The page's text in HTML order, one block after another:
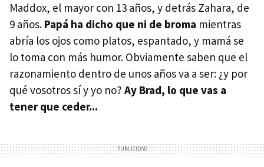
Maddox, el mayor con 13 años, y detrás Zahara, de
9 años. Papá ha dicho que ni de broma mientras
abría los ojos como platos, espantado, y mamá se
lo toma con más humor. Obviamente saben que el
razonamiento dentro de unos años va a ser: ¿y por
qué vosotros sí y yo no? Ay Brad, lo que vas a
tener que ceder...